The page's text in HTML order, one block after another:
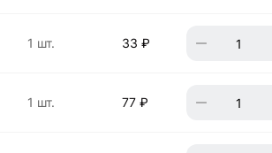
1 шт. 33 ₽
1 шт. 77 ₽